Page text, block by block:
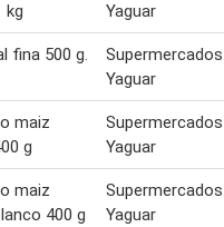
kg
Yaguar
fina 500 g.
Supermercados
Yaguar
maiz
g
Supermercados
Yaguar
maiz
400 g
Supermercados
Yaguar